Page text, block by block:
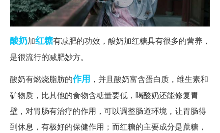
酸奶加红糖有减肥的功效，酸奶加红糖具有很多的营养，
是很流行的减肥妙方。
酸奶有燃烧脂肪的作用 ，并且酸奶富含蛋白质，维生素和
矿物质，比其他的食物含糖量要低，喝酸奶还能修复胃
壁，对胃肠有治疗的作用，可以调整肠道环境，让胃肠得
到休息，有极好的保健作用；而红糖的主要成分是蔗糖，